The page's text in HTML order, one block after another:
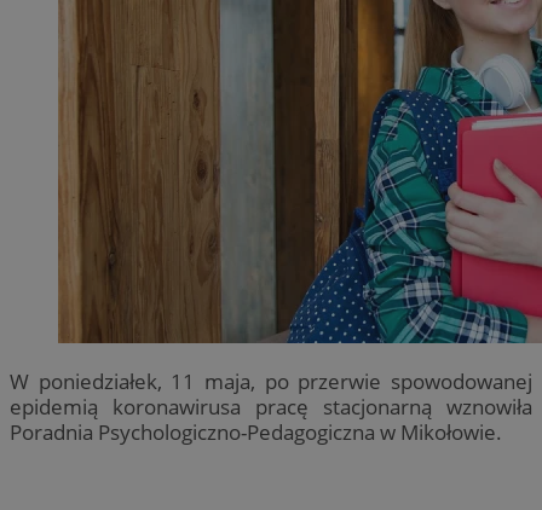
W poniedziałek, 11 maja, po przerwie spowodowanej
epidemią koronawirusa pracę stacjonarną wznowiła
Poradnia Psychologiczno-Pedagogiczna w Mikołowie.